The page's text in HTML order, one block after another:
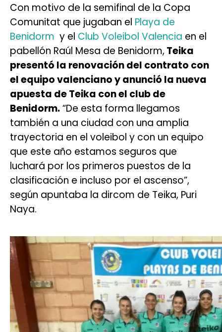
Con motivo de la semifinal de la Copa
Comunitat que jugaban el Playa de
Benidorm y el Club Voleibol Valencia en el
pabellón Raúl Mesa de Benidorm, Teika
presentó la renovación del contrato con
el equipo valenciano y anunció la nueva
apuesta de Teika con el club de
Benidorm.“De esta forma llegamos
también a una ciudad con una amplia
trayectoria en el voleibol y con un equipo
que este año estamos seguros que
luchará por los primeros puestos de la
clasificación e incluso por el ascenso”,
según apuntaba la dircom de Teika, Puri
Naya.